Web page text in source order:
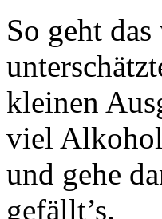
So geht
kleinen
viel
und gehe
gefällt’s.